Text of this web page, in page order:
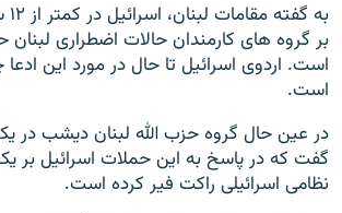
بر گروه های کارمندان حالات اضطراری لبنان
است. اردوی اسرائیل تا حال در مورد این
است.
در عین حال گروه حزب الله لبنان دیشب در
گفت که در پاسخ به این حملات اسرائیل بر
نظامی اسرائیلی راکت فیر کرده است.